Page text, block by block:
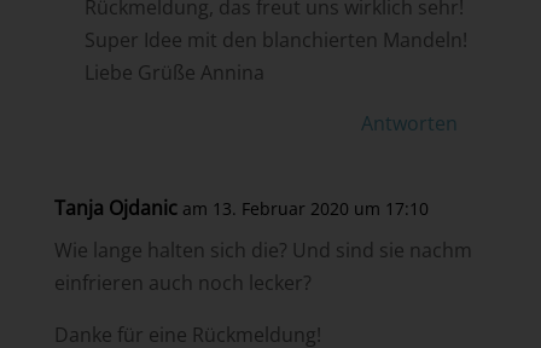
Rückmeldung, das freut uns wirklich sehr!
Super Idee mit den blanchierten Mandeln!
Liebe Grüße Annina
Antworten
Tanja Ojdanic am 13. Februar 2020 um 17:10
Wie lange halten sich die? Und sind sie nachm
einfrieren auch noch lecker?
Danke für eine Rückmeldung!